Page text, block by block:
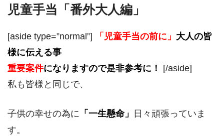
児童手当「番外大人編」
[aside type=”normal”] 「児童手当の前に」 大人の皆
様に伝える事
重要案件になりますので是非参考に！
[/aside]
私も皆様と同じで、
子供の幸せの為に 「一生懸命」
日々頑張っていま
す。